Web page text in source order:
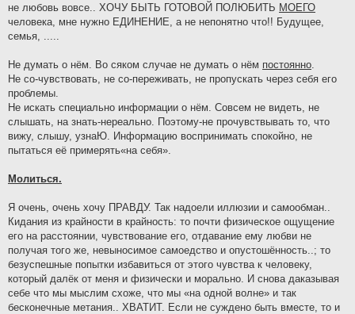
не любовь вовсе.. ХОЧУ БЫТЬ ГОТОВОЙ ПОЛЮБИТЬ МОЕГО
человека, мне нужно ЕДИНЕНИЕ, а не непонятно что!! Будущее,
семья, .....
Не думать о нём. Во сяком случае не думать о нём постоянно
Не со-чувствовать, не со-переживать, не пропускать через себя его
проблемы.
Не искать специально информации о нём. Совсем не видеть, не
слышать, на знать-нереально. Поэтому-не прочувствывать то, что
вижу, слышу, узнаЮ. Информацию воспринимать спокойно, не
пытаться её примерять«на себя».
Молиться.
Я очень, очень хочу ПРАВДУ. Так надоели иллюзии и самообман..
Кидания из крайности в крайность: то почти физическое ощущение
его на расстоянии, чувствование его, отдавание ему любви не
получая того же, невыносимое самоедство и опустошённость..; то
безуспешные попытки избавиться от этого чувства к человеку,
который далёк от меня и физически и морально. И снова даказывая
себе что мы мыслим схоже, что мы «на одной волне» и так
бесконечные метания.. ХВАТИТ. Если не суждено быть вместе, то и